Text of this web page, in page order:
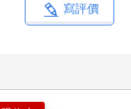
寫評價